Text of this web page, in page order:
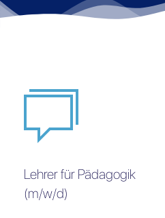
Lehrer für Pädagogik
(m/w/d)